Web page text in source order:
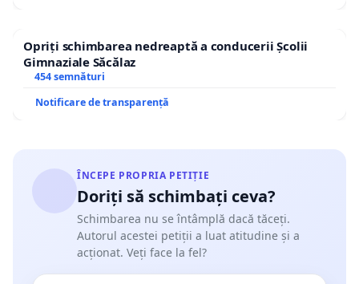
Opriți schimbarea nedreaptă a conducerii Școlii
Gimnaziale Săcălaz
454 semnături
Notificare de transparență
ÎNCEPE PROPRIA PETIȚIE
Doriți să schimbați ceva?
Schimbarea nu se întâmplă dacă tăceți.
Autorul acestei petiții a luat atitudine și a
acționat. Veți face la fel?